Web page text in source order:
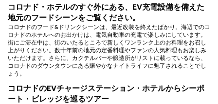
コロナド・ホテルのすぐ外にある、EV充電設備を備えた
地元のフードシーンをご覧ください。
コロナドのフード&ドリンクシーンは、最近改装を終えたばかり。海辺でのコ
ロナドのホテルへのお出かけは、電気自動車の充電で楽しみにしています。
街にご滞在中は、街のいたるところで新しくワンランク上のお料理をお召し
上がりください。数十年前の地元の定番料理やファンの人気料理もお楽しみ
いただけます。さらに、カクテルバーや醸造所がリストに載っているなら、
コロナドのダウンタウンにある賑やかなナイトライフに魅了されることでし
ょう。
コロナドのEVチャージステーション・ホテルからシーポ
ート・ビレッジを巡るツアー